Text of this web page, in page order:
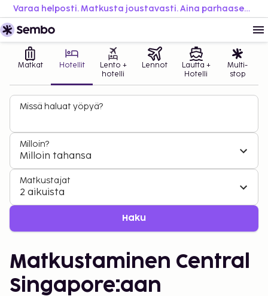
Varaa helposti. Matkusta joustavasti. Aina parhaaseen hintaan.
Matkat Hotellit
Lento +
hotelli
Lennot
Lautta +
Hotelli
Multi-
stop
Missä haluat yöpyä?
Milloin?
Milloin tahansa
Matkustajat
2 aikuista
Haku
Matkustaminen Central
Singapore:aan